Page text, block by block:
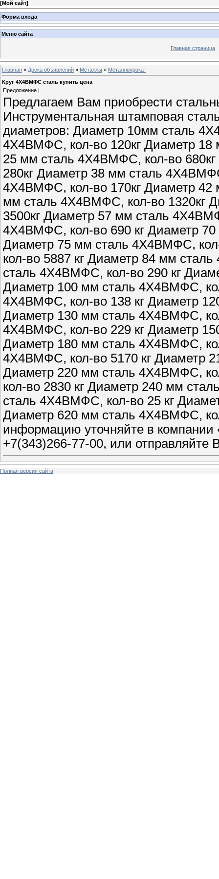
[Мой сайт]
Форма входа
Меню сайта
Главная страница
Главная » Доска объявлений » Металлы » Металлопрокат
Круг 4Х4ВМФС сталь купить цена
Предложение |
Предлагаем Вам приобрести
Инструментальная штамповая
диаметров: Диаметр 10мм сталь
4Х4ВМФС, кол-во 120кг Диаметр
25 мм сталь 4Х4ВМФС, кол-во
280кг Диаметр 38 мм сталь
4Х4ВМФС, кол-во 170кг Диаметр
мм сталь 4Х4ВМФС, кол-во 1320кг
3500кг Диаметр 57 мм сталь
4Х4ВМФС, кол-во 690 кг Диаметр
Диаметр 75 мм сталь 4Х4ВМФС,
кол-во 5887 кг Диаметр 84 мм
сталь 4Х4ВМФС, кол-во 290 кг
Диаметр 100 мм сталь 4Х4ВМФС,
4Х4ВМФС, кол-во 138 кг Диаметр
Диаметр 130 мм сталь 4Х4ВМФС,
4Х4ВМФС, кол-во 229 кг Диаметр
Диаметр 180 мм сталь 4Х4ВМФС,
4Х4ВМФС, кол-во 5170 кг Диаметр
Диаметр 220 мм сталь 4Х4ВМФС,
кол-во 2830 кг Диаметр 240 мм
сталь 4Х4ВМФС, кол-во 25 кг
Диаметр 620 мм сталь 4Х4ВМФС,
информацию уточняйте в компании
+7(343)266-77-00, или отправляйте
Полная версия сайта